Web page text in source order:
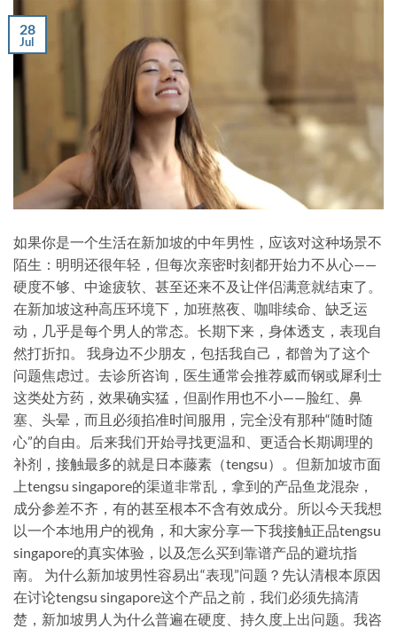
28
Jul
如果你是一个生活在新加坡的中年男性，应该对这种场景不
陌生：明明还很年轻，但每次亲密时刻都开始力不从心——
硬度不够、中途疲软、甚至还来不及让伴侣满意就结束了。
在新加坡这种高压环境下，加班熬夜、咖啡续命、缺乏运
动，几乎是每个男人的常态。长期下来，身体透支，表现自
然打折扣。 我身边不少朋友，包括我自己，都曾为了这个
问题焦虑过。去诊所咨询，医生通常会推荐威而钢或犀利士
这类处方药，效果确实猛，但副作用也不小——脸红、鼻
塞、头晕，而且必须掐准时间服用，完全没有那种“随时随
心”的自由。后来我们开始寻找更温和、更适合长期调理的
补剂，接触最多的就是日本藤素（tengsu）。但新加坡市面
上tengsu singapore的渠道非常乱，拿到的产品鱼龙混杂，
成分参差不齐，有的甚至根本不含有效成分。所以今天我想
以一个本地用户的视角，和大家分享一下我接触正品tengsu
singapore的真实体验，以及怎么买到靠谱产品的避坑指
南。 为什么新加坡男性容易出“表现”问题？先认清根本原因
在讨论tengsu singapore这个产品之前，我们必须先搞清
楚，新加坡男人为什么普遍在硬度、持久度上出问题。我咨